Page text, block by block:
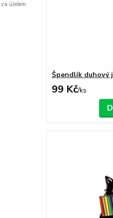
za účelem
Špendlík duhový
99 Kč/ks